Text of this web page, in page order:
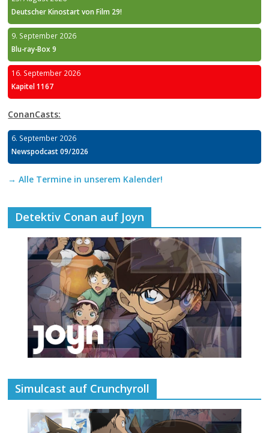
Deutscher Kinostart von Film 29!
9. September 2026
Blu-ray-Box 9
16. September 2026
Kapitel 1167
ConanCasts:
6. September 2026
Newspodcast 09/2026
→ Alle Termine in unserem Kalender!
Detektiv Conan auf Joyn
Simulcast auf Crunchyroll